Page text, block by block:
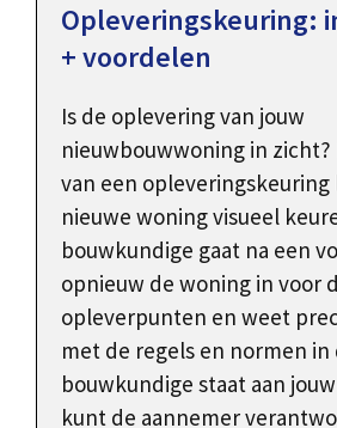
Opleveringskeuring:
+ voordelen
Is de oplevering van jouw
nieuwbouwwoning in
van een opleveringskeuring
nieuwe woning visueel
bouwkundige gaat na een
opnieuw de woning in voor
opleverpunten en weet
met de regels en normen in
bouwkundige staat aan
kunt de aannemer